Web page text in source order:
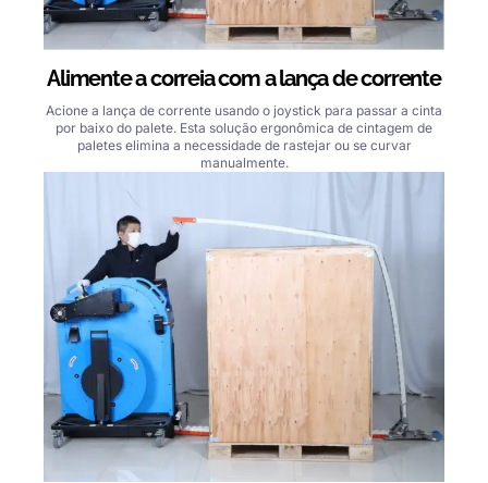
Alimente a correia com a lança de corrente
Acione a lança de corrente usando o joystick para passar a cinta
por baixo do palete. Esta solução ergonômica de cintagem de
paletes elimina a necessidade de rastejar ou se curvar
manualmente.